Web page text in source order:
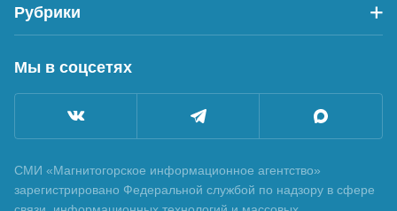
Рубрики
Мы в соцсетях
СМИ «Магнитогорское информационное агентство»
зарегистрировано Федеральной службой по надзору в сфере